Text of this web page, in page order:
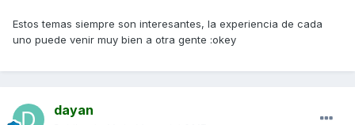
Estos temas siempre son interesantes, la experiencia de cada
uno puede venir muy bien a otra gente :okey
dayan